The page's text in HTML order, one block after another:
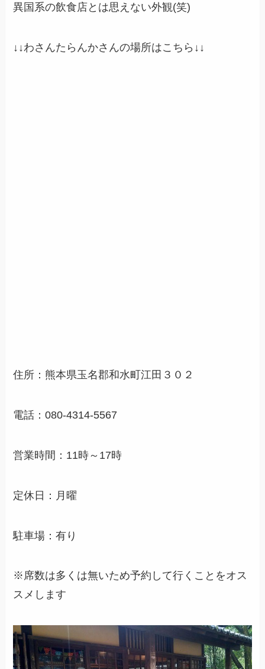
異国系の飲食店とは思えない外観(笑)
↓↓わさんたらんかさんの場所はこちら ↓↓
住所：熊本県玉名郡和水町江田３０２
電話：080-4314-5567
営業時間：11時～17時
定休日：月曜
駐車場：有り
※席数は多くは無いため予約して行くことをオス
スメします